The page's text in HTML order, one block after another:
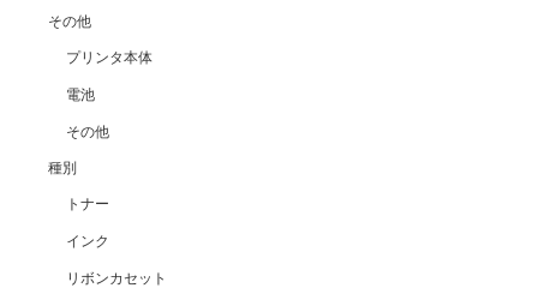
その他
プリンタ本体
電池
その他
種別
トナー
インク
リボンカセット